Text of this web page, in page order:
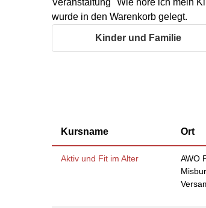
häuslicher Gewalt
Frauenhaus in der
Veranstaltung "Wie höre ich mein
wurde in den Warenkorb gelegt.
Kinder und Familie
Kursname Ort
Aktiv und Fit im Alter
AWO